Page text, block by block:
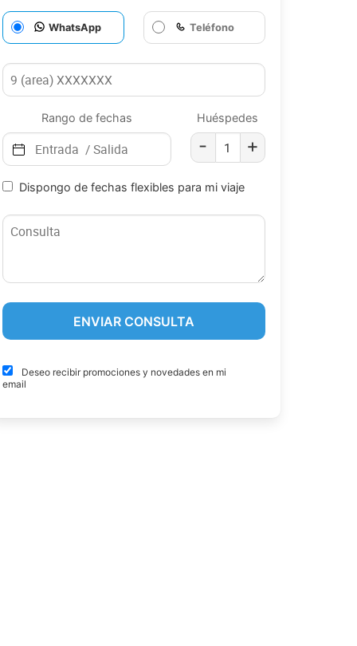
WhatsApp Teléfono
Rango de fechas Huéspedes
- +
Dispongo de fechas flexibles para mi viaje
Deseo recibir promociones y novedades en mi
email